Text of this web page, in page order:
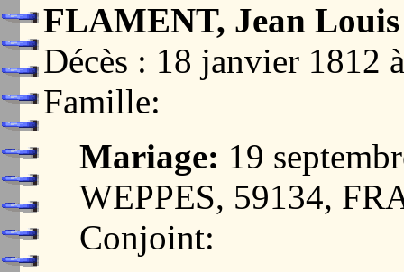
FLAMENT, Jean Louis
Décès : 18 janvier 1812
Famille:
Mariage: 19
WEPPES, 59134,
Conjoint: